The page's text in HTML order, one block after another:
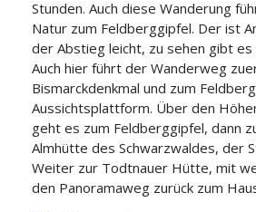
Stunden. Auch diese Wanderung
Natur zum Feldberggipfel. Der ist
der Abstieg leicht, zu sehen gibt es
Auch hier führt der Wanderweg
Bismarckdenkmal und zum
Aussichtsplattform. Über den
geht es zum Feldberggipfel, dann
Almhütte des Schwarzwaldes, der
Weiter zur Todtnauer Hütte, mit
den Panoramaweg zurück zum